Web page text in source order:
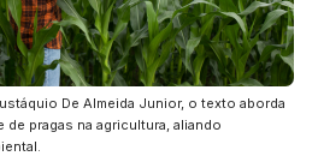
De Almeida Junior, o texto aborda
pragas na agricultura, aliando